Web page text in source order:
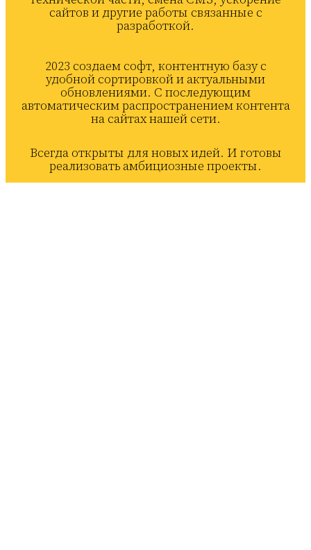
сайтов и другие работы связанные с
разработкой.
2023 создаем софт, контентную базу с
удобной сортировкой и актуальными
обновлениями. С последующим
автоматическим распространением контента
на сайтах нашей сети.
Всегда открыты для новых идей. И готовы
реализовать амбициозные проекты.